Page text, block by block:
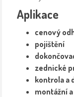
Aplikace
cenový
pojištění
zednické
kontrola a
montážní